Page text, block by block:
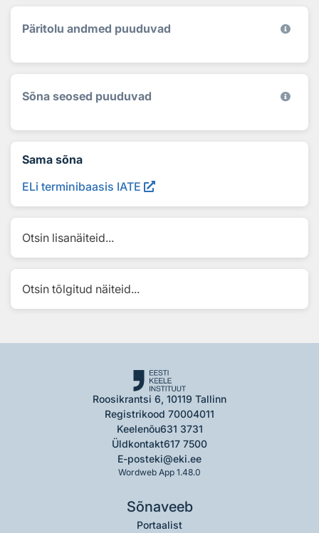
Päritolu andmed puuduvad
Sõna seosed puuduvad
Sama sõna
ELi terminibaasis IATE
Otsin lisanäiteid...
Otsin tõlgitud näiteid...
Roosikrantsi 6, 10119 Tallinn
Registrikood 70004011
Keelenõu631 3731
Üldkontakt617 7500
E-posteki@eki.ee
Wordweb App 1.48.0
Sõnaveeb
Portaalist